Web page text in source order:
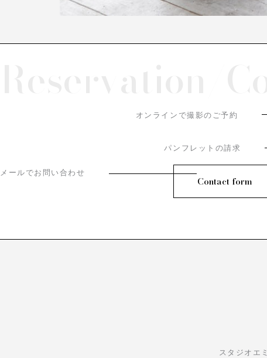
オンラインで撮影のご予約
パンフレットの請求
メールでお問い合わせ
Contact form
スタジオエ